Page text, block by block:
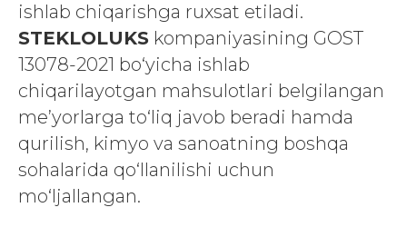
ishlab chiqarishga ruxsat etiladi.
STEKLOLUKS kompaniyasining GOST
13078-2021 bo‘yicha ishlab
chiqarilayotgan mahsulotlari belgilangan
me’yorlarga to‘liq javob beradi hamda
qurilish, kimyo va sanoatning boshqa
sohalarida qo‘llanilishi uchun
mo‘ljallangan.